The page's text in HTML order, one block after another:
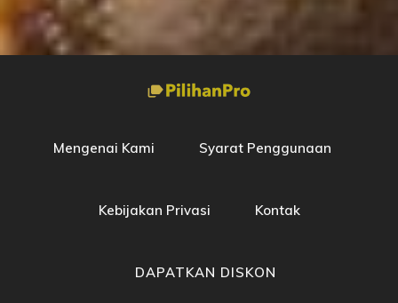
Mengenai Kami Syarat Penggunaan
Kebijakan Privasi Kontak
DAPATKAN DISKON